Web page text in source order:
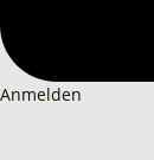
Anmelden